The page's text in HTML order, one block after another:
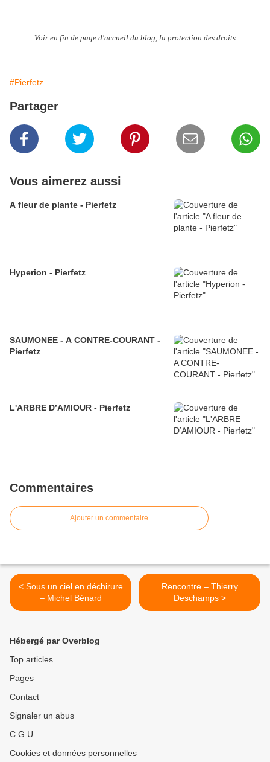
Voir en fin de page d'accueil du blog, la protection des droits
#Pierfetz
Partager
Vous aimerez aussi
A fleur de plante - Pierfetz
Hyperion - Pierfetz
SAUMONEE - A CONTRE-COURANT -
Pierfetz
L'ARBRE D’AMIOUR - Pierfetz
Commentaires
Ajouter un commentaire
< Sous un ciel en déchirure
– Michel Bénard
Rencontre – Thierry
Deschamps >
Hébergé par Overblog
Top articles
Pages
Contact
Signaler un abus
C.G.U.
Cookies et données personnelles